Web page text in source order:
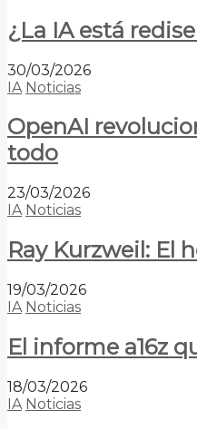
¿La IA está
30/03/2026
IA Noticias
OpenAI
todo
23/03/2026
IA Noticias
Ray Kurzweil: El
19/03/2026
IA Noticias
El informe a16z
18/03/2026
IA Noticias